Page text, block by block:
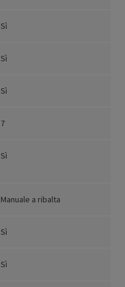
Sì
Sì
Sì
7
Sì
Manuale a ribalta
Sì
Sì